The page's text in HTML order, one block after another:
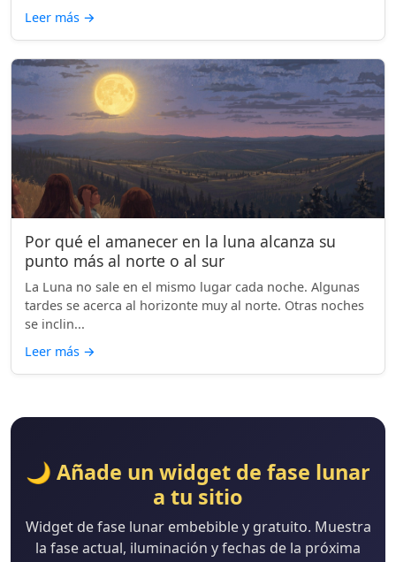
Leer más →
Por qué el amanecer en la luna alcanza su
punto más al norte o al sur
La Luna no sale en el mismo lugar cada noche. Algunas
tardes se acerca al horizonte muy al norte. Otras noches
se inclin...
Leer más →
🌙 Añade un widget de fase lunar
a tu sitio
Widget de fase lunar embebible y gratuito. Muestra
la fase actual, iluminación y fechas de la próxima